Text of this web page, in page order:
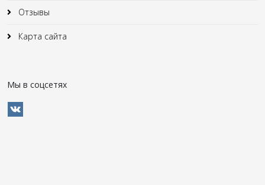
Отзывы
Карта сайта
Мы в соцсетях